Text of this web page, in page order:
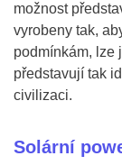
možnost
vyrobeny tak,
podmínkám, lze
představují tak
civilizaci.
Solární